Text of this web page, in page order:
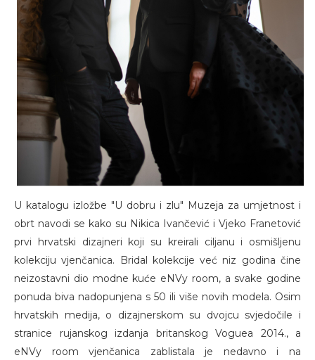
U katalogu izložbe "U dobru i zlu" Muzeja za umjetnost i
obrt navodi se kako su Nikica Ivančević i Vjeko Franetović
prvi hrvatski dizajneri koji su kreirali ciljanu i osmišljenu
kolekciju vjenčanica. Bridal kolekcije već niz godina čine
neizostavni dio modne kuće eNVy room, a svake godine
ponuda biva nadopunjena s 50 ili više novih modela. Osim
hrvatskih medija, o dizajnerskom su dvojcu svjedočile i
stranice rujanskog izdanja britanskog Voguea 2014., a
eNVy room vjenčanica zablistala je nedavno i na